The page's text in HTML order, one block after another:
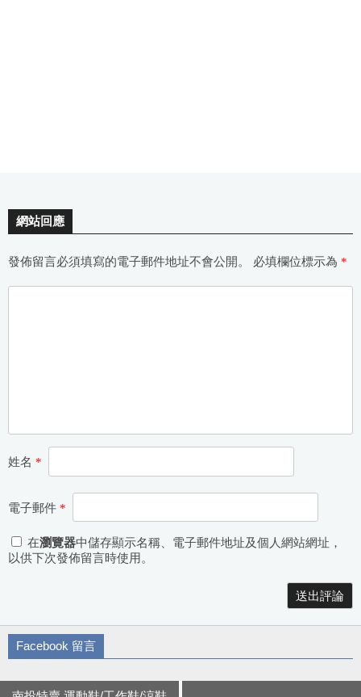
網站回應
發佈留言必須填寫的電子郵件地址不會公開。 必填欄位標示為 *
姓名 *
電子郵件 *
在瀏覽器中儲存顯示名稱、電子郵件地址及個人網站網址，
以供下次發佈留言時使用。
Facebook 留言